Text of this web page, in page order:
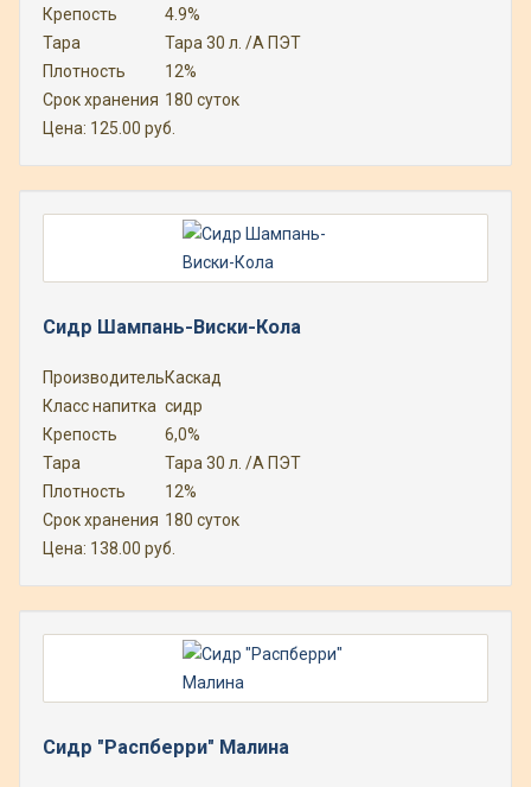
Крепость
4.9%
Тара
Тара 30 л. /А ПЭТ
Плотность
12%
Срок хранения 180 суток
Цена: 125.00 руб.
Сидр Шампань-Виски-Кола
ПроизводительКаскад
Класс напитка сидр
Крепость
6,0%
Тара
Тара 30 л. /А ПЭТ
Плотность
12%
Срок хранения 180 суток
Цена: 138.00 руб.
Сидр "Распберри" Малина